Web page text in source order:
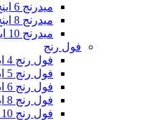
میدرنج 6 اینچ یا 16 سانت
میدرنج 8 اینچ یا 20 سانت
میدرنج 10 اینچ یا 25 سانت
فول رنج
فول رنج 4 اینچ یا 10 سانت
فول رنج 5 اینچ یا 14 سانت
فول رنج 6 اینچ یا 15 سانت
فول رنج 8 اینچ یا 20 سانت
فول رنج 10 اینچ یا 25 سانت